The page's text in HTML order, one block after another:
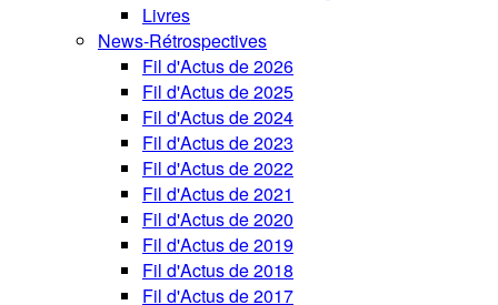
Livres
News-Rétrospectives
Fil d'Actus de 2026
Fil d'Actus de 2025
Fil d'Actus de 2024
Fil d'Actus de 2023
Fil d'Actus de 2022
Fil d'Actus de 2021
Fil d'Actus de 2020
Fil d'Actus de 2019
Fil d'Actus de 2018
Fil d'Actus de 2017